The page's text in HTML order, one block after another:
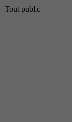
Tout public